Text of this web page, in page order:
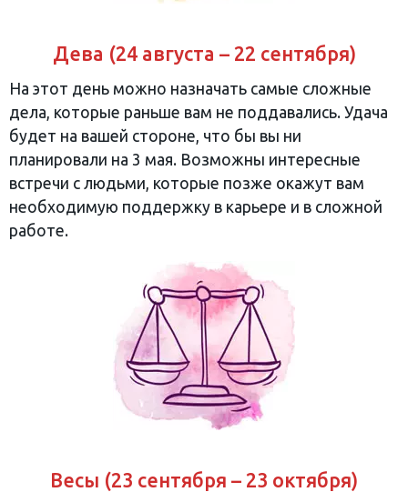
Дева (24 августа – 22 сентября)
На этот день можно назначать самые сложные
дела, которые раньше вам не поддавались. Удача
будет на вашей стороне, что бы вы ни
планировали на 3 мая. Возможны интересные
встречи с людьми, которые позже окажут вам
необходимую поддержку в карьере и в сложной
работе.
Весы (23 сентября – 23 октября)